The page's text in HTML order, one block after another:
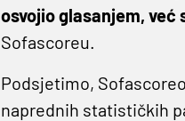
osvojio glasanjem, već
Sofascoreu.
Podsjetimo,
naprednih statističkih